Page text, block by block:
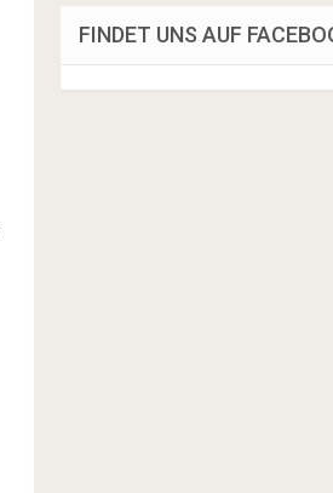
FINDET UNS AUF